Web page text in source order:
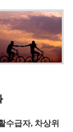
수급자, 차상위